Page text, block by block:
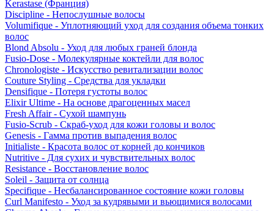
Kerastase (Франция)
Discipline - Непослушные волосы
Volumifique - Уплотняющий уход для создания объема тонких
волос
Blond Absolu - Уход для любых граней блонда
Fusio-Dose - Молекулярные коктейли для волос
Chronologiste - Искусство ревитализации волос
Couture Styling - Средства для укладки
Densifique - Потеря густоты волос
Elixir Ultime - На основе драгоценных масел
Fresh Affair - Сухой шампунь
Fusio-Scrub - Скраб-уход для кожи головы и волос
Genesis - Гамма против выпадения волос
Initialiste - Красота волос от корней до кончиков
Nutritive - Для сухих и чувствительных волос
Resistance - Восстановление волос
Soleil - Защита от солнца
Specifique - Несбалансированное состояние кожи головы
Curl Manifesto - Уход за кудрявыми и вьющимися волосами